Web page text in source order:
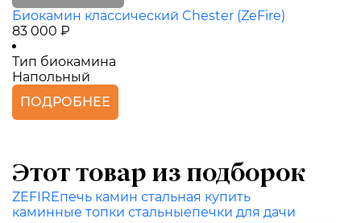
Биокамин классический Chester (ZeFire)
83 000 ₽
Тип биокамина
Напольный
ПОДРОБНЕЕ
Этот товар из подборок
ZEFIREпечь камин стальная купить
каминные топки стальныепечки для дачи